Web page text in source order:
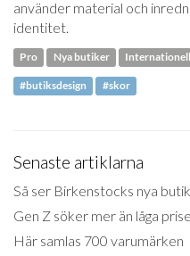
använder material och
identitet.
Pro Nya butiker
#butiksdesign #skor
Senaste artiklarna
Så ser Birkenstocks nya
Gen Z söker mer än låga
Här samlas 700 varumärken